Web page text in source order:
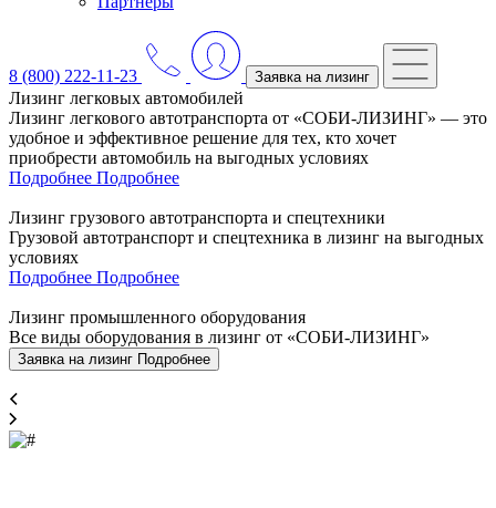
8 (800) 222-11-23 Заявка на лизинг
Лизинг легковых автомобилей
Лизинг легкового автотранспорта от «СОБИ-ЛИЗИНГ» — это
удобное и эффективное решение для тех, кто хочет
приобрести автомобиль на выгодных условиях
Подробнее Подробнее
Лизинг грузового автотранспорта и спецтехники
Грузовой автотранспорт и спецтехника в лизинг на выгодных
условиях
Подробнее Подробнее
Лизинг промышленного оборудования
Все виды оборудования в лизинг от «СОБИ-ЛИЗИНГ»
Заявка на лизинг Подробнее